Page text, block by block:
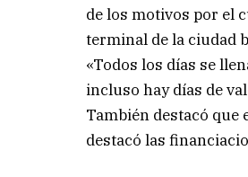
de los motivos por el
terminal de la ciudad
«Todos los días se
incluso hay días de
También destacó que
destacó las